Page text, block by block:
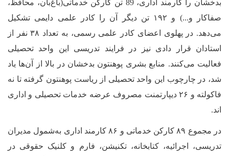
بدخشان را کارمند اداری،89 تن کارکن خدماتی(باغ‌بان، محافظ،
صفاکار و...) و ۱۹۲ تن دیگر آن را کادر علمی دایمی تشکیل
می‌دهد. در پهلوی اعضای کادر علمی رسمی، به تعداد ۳۸ نفر از
استادان قرار دادی نیز در فرایند تدریسی این واحد تحصیلی
فعالیت می‌کنند. منابع بشری پوهنتون بدخشان در بالا از آنها یاد
شد، در چارچوب این واحد تحصیلی از ریاست پوهنتون گرفته تا نه
فاکولته و ۲۶ دیپارتمنت مصروف عرضه خدمات تحصیلی و اداری
اند.
در مجموع ۸۹ کارکن خدماتی و ۸۶ کارمند اداری به‌شمول مدیران
تدریسی، اجرائیه، کتابخانه، تکنیشن، فارم و کلنیک حقوقی در